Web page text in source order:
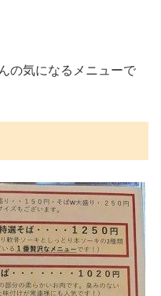
の気になるメニューで